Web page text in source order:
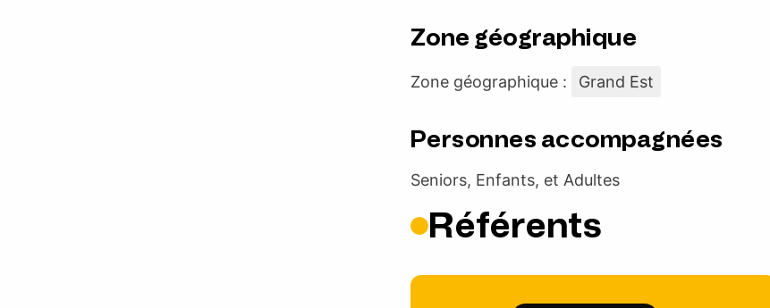
Zone géographique
Zone géographique : Grand Est
Personnes accompagnées
Seniors, Enfants, et Adultes
Référents